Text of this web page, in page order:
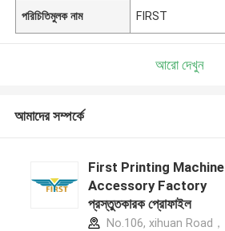
পরিচিতিমুলক নাম FIRST
আরো দেখুন
আমাদের সম্পর্কে
First Printing Machine
Accessory Factory
প্রস্তুতকারক প্রোফাইল
No.106, xihuan Road，